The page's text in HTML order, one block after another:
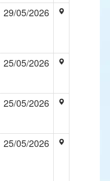
29/05/2026
25/05/2026
25/05/2026
25/05/2026